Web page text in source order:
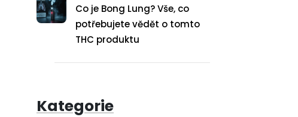
Co je Bong Lung? Vše, co
potřebujete vědět o tomto
THC produktu
Kategorie